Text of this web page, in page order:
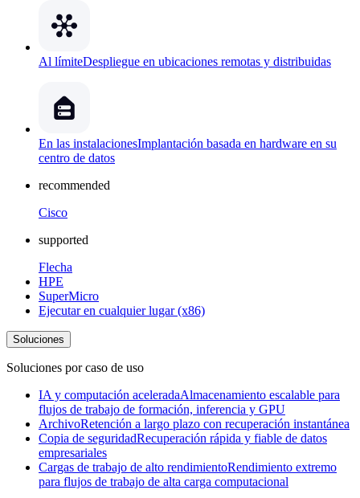
Al límiteDespliegue en ubicaciones remotas y distribuidas
En las instalacionesImplantación basada en hardware en su
centro de datos
recommended
Cisco
supported
Flecha
HPE
SuperMicro
Ejecutar en cualquier lugar (x86)
Soluciones
Soluciones por caso de uso
IA y computación aceleradaAlmacenamiento escalable para
flujos de trabajo de formación, inferencia y GPU
ArchivoRetención a largo plazo con recuperación instantánea
Copia de seguridadRecuperación rápida y fiable de datos
empresariales
Cargas de trabajo de alto rendimientoRendimiento extremo
para flujos de trabajo de alta carga computacional